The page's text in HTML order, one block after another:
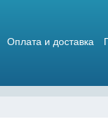
Оплата и доставка